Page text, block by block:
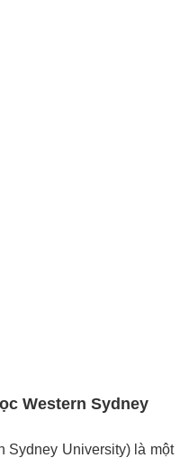
Western Sydney
Sydney University) là một